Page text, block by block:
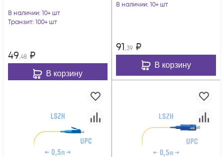
В наличии: 10+ шт
Транзит: 100+ шт
49,48 ₽
В корзину
В наличии: 10+ шт
91,39 ₽
В корзину